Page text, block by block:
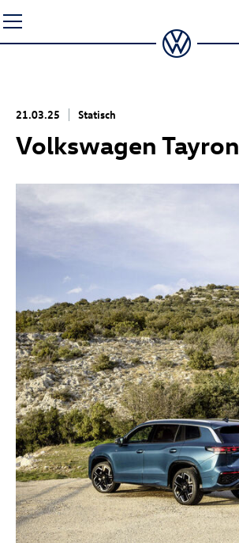
Seiteninhalt
springen
21.03.25 Statisch
Volkswagen Tayron